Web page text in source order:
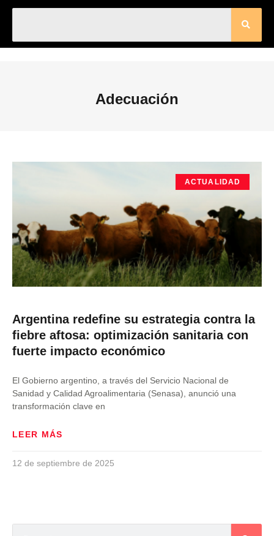
Adecuación
ACTUALIDAD
Argentina redefine su estrategia contra la
fiebre aftosa: optimización sanitaria con
fuerte impacto económico
El Gobierno argentino, a través del Servicio Nacional de
Sanidad y Calidad Agroalimentaria (Senasa), anunció una
transformación clave en
LEER MÁS
12 de septiembre de 2025